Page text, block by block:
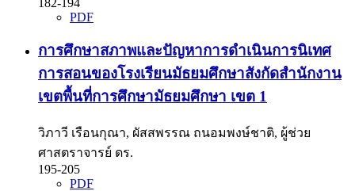
PDF
การศึกษาสภาพและปัญหาการดำเนินการนิเทศ
การสอนของโรงเรียนมัธยมศึกษาสังกัดสำนักงาน
เขตพื้นที่การศึกษามัธยมศึกษา เขต 1
วิภาวี เรือนกุณา, ผัสสพรรณ ถนอมพงษ์ชาติ, ผู้ช่วย
ศาสตราจารย์ ดร.
195-205
PDF